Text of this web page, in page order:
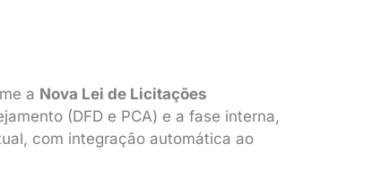
a Nova Lei de Licitações
(DFD e PCA) e a fase interna,
com integração automática ao